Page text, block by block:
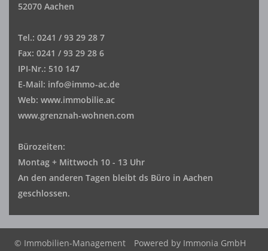
52070 Aachen
Tel.: 0241 / 93 29 28 7
Fax: 0241 / 93 29 28 6
IPI-Nr.: 510 147
E-Mail: info@immo-ac.de
Web: www.immobilie.ac
www.grenznah-wohnen.com
Bürozeiten:
Montag + Mittwoch 10 - 13 Uhr
An den anderen Tagen bleibt ds Büro in Aachen
geschlossen.
© Immobilien-Management Powered by Immonia GmbH